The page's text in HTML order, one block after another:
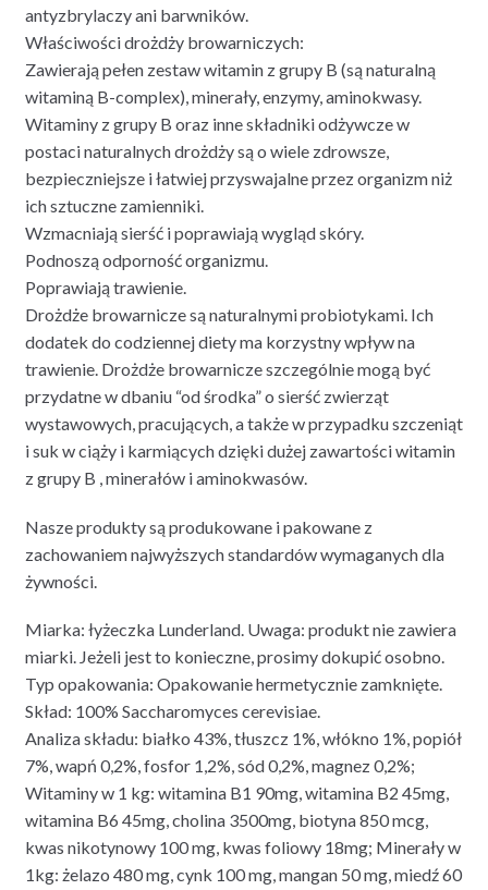
antyzbrylaczy ani barwników.
Właściwości drożdży browarniczych:
Zawierają pełen zestaw witamin z grupy B (są naturalną
witaminą B-complex), minerały, enzymy, aminokwasy.
Witaminy z grupy B oraz inne składniki odżywcze w
postaci naturalnych drożdży są o wiele zdrowsze,
bezpieczniejsze i łatwiej przyswajalne przez organizm niż
ich sztuczne zamienniki.
Wzmacniają sierść i poprawiają wygląd skóry.
Podnoszą odporność organizmu.
Poprawiają trawienie.
Drożdże browarnicze są naturalnymi probiotykami. Ich
dodatek do codziennej diety ma korzystny wpływ na
trawienie. Drożdże browarnicze szczególnie mogą być
przydatne w dbaniu “od środka” o sierść zwierząt
wystawowych, pracujących, a także w przypadku szczeniąt
i suk w ciąży i karmiących dzięki dużej zawartości witamin
z grupy B , minerałów i aminokwasów.
Nasze produkty są produkowane i pakowane z
zachowaniem najwyższych standardów wymaganych dla
żywności.
Miarka: łyżeczka Lunderland. Uwaga: produkt nie zawiera
miarki. Jeżeli jest to konieczne, prosimy dokupić osobno.
Typ opakowania: Opakowanie hermetycznie zamknięte.
Skład: 100% Saccharomyces cerevisiae.
Analiza składu: białko 43%, tłuszcz 1%, włókno 1%, popiół
7%, wapń 0,2%, fosfor 1,2%, sód 0,2%, magnez 0,2%;
Witaminy w 1 kg: witamina B1 90mg, witamina B2 45mg,
witamina B6 45mg, cholina 3500mg, biotyna 850 mcg,
kwas nikotynowy 100 mg, kwas foliowy 18mg; Minerały w
1kg: żelazo 480 mg, cynk 100 mg, mangan 50 mg, miedź 60